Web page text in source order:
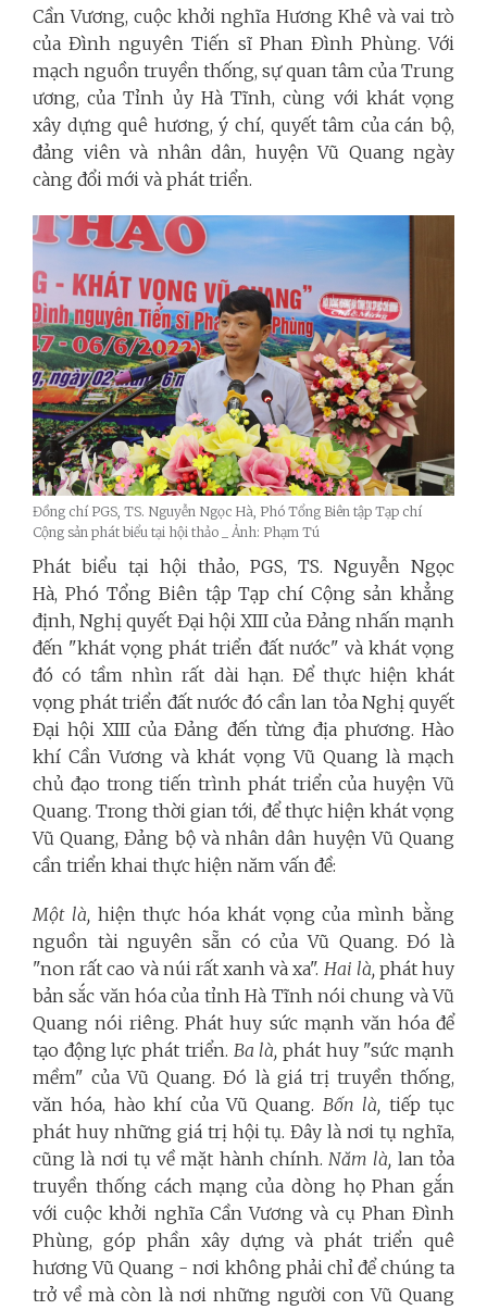
Cần Vương, cuộc khởi nghĩa Hương Khê và vai trò
của Đình nguyên Tiến sĩ Phan Đình Phùng. Với
mạch nguồn truyền thống, sự quan tâm của Trung
ương, của Tỉnh ủy Hà Tĩnh, cùng với khát vọng
xây dựng quê hương, ý chí, quyết tâm của cán bộ,
đảng viên và nhân dân, huyện Vũ Quang ngày
càng đổi mới và phát triển.
Đồng chí PGS, TS. Nguyễn Ngọc Hà, Phó Tổng Biên tập Tạp chí
Cộng sản phát biểu tại hội thảo _ Ảnh: Phạm Tú
Phát biểu tại hội thảo, PGS, TS. Nguyễn Ngọc
Hà, Phó Tổng Biên tập Tạp chí Cộng sản khẳng
định, Nghị quyết Đại hội XIII của Đảng nhấn mạnh
đến "khát vọng phát triển đất nước" và khát vọng
đó có tầm nhìn rất dài hạn. Để thực hiện khát
vọng phát triển đất nước đó cần lan tỏa Nghị quyết
Đại hội XIII của Đảng đến từng địa phương. Hào
khí Cần Vương và khát vọng Vũ Quang là mạch
chủ đạo trong tiến trình phát triển của huyện Vũ
Quang. Trong thời gian tới, để thực hiện khát vọng
Vũ Quang, Đảng bộ và nhân dân huyện Vũ Quang
cần triển khai thực hiện năm vấn đề:
Một là,hiện thực hóa khát vọng của mình bằng
nguồn tài nguyên sẵn có của Vũ Quang. Đó là
"non rất cao và núi rất xanh và xa". Hai là, phát huy
bản sắc văn hóa của tỉnh Hà Tĩnh nói chung và Vũ
Quang nói riêng. Phát huy sức mạnh văn hóa để
tạo động lực phát triển. Ba là, phát huy "sức mạnh
mềm" của Vũ Quang. Đó là giá trị truyền thống,
văn hóa, hào khí của Vũ Quang. Bốn là, tiếp tục
phát huy những giá trị hội tụ. Đây là nơi tụ nghĩa,
cũng là nơi tụ về mặt hành chính.Năm là, lan tỏa
truyền thống cách mạng của dòng họ Phan gắn
với cuộc khởi nghĩa Cần Vương và cụ Phan Đình
Phùng, góp phần xây dựng và phát triển quê
hương Vũ Quang - nơi không phải chỉ để chúng ta
trở về mà còn là nơi những người con Vũ Quang